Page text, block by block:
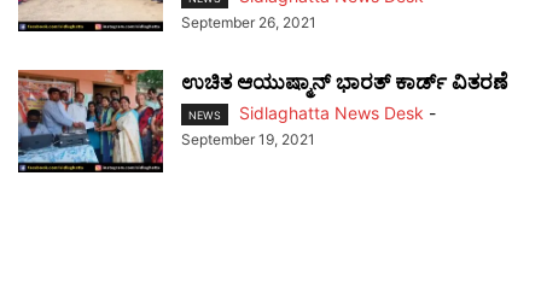
September 26, 2021
ಉಚಿತ ಆಯುಷ್ಮಾನ್ ಭಾರತ್ ಕಾರ್ಡ್ ವಿತರಣೆ
NEWS Sidlaghatta News Desk -
September 19, 2021